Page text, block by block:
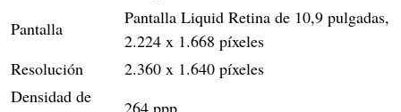
Pantalla
Pantalla Liquid Retina de 10,9 pulgadas,
2.224 x 1.668 píxeles
Resolución
2.360 x 1.640 píxeles
Densidad de